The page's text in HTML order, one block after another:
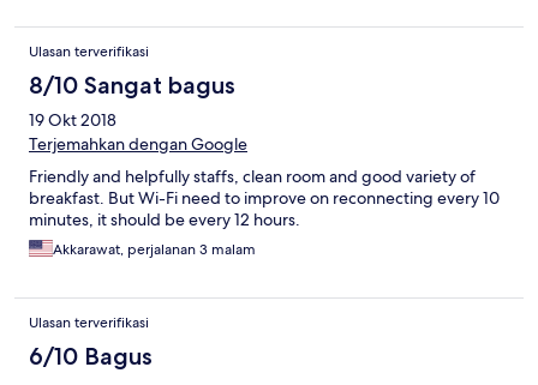
Ulasan terverifikasi
8/10 Sangat bagus
19 Okt 2018
Terjemahkan dengan Google
Friendly and helpfully staffs, clean room and good variety of
breakfast. But Wi-Fi need to improve on reconnecting every 10
minutes, it should be every 12 hours.
Akkarawat, perjalanan 3 malam
Ulasan terverifikasi
6/10 Bagus